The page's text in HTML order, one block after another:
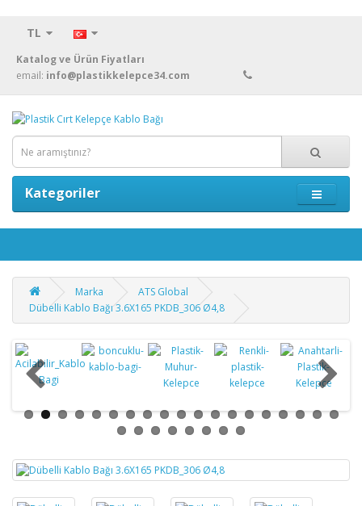
TL
Katalog ve Ürün Fiyatları
email: info@plastikkelepce34.com
Kategoriler
Marka
ATS Global
Dübelli Kablo Bağı 3.6X165 PKDB_306 Ø4,8